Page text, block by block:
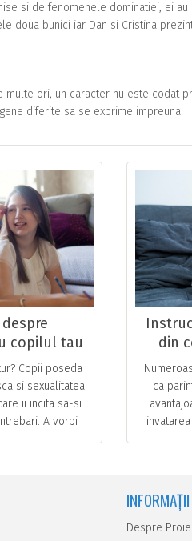
si de fenomenele dominatiei, ei
doua bunici iar Dan si Cristina
ori, un caracter nu este codat
diferite sa se exprime impreuna.
copilul tau
Copii poseda
si sexualitatea
ii incita sa-si
A vorbi
din
ca
INFORMAȚII
Despre